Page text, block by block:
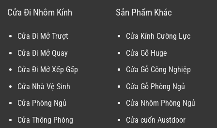
Cửa Đi Nhôm Kính
Cửa Đi Mở Trượt
Cửa Đi Mở Quay
Cửa Đi Mở Xếp Gấp
Cửa Nhà Vệ Sinh
Cửa Phòng Ngủ
Cửa Thông Phòng
Sản Phẩm Khác
Cửa Kính Cường Lực
Cửa Gỗ Huge
Cửa Gỗ Công Nghiệp
Cửa Gỗ Phòng Ngủ
Cửa Nhôm Phòng Ngủ
Cửa cuốn Austdoor